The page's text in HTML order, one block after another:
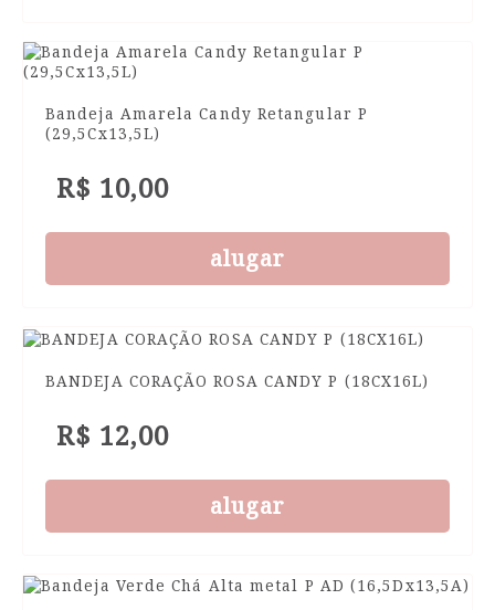
Bandeja Amarela Candy Retangular P
(29,5Cx13,5L)
R$ 10,00
alugar
BANDEJA CORAÇÃO ROSA CANDY P (18CX16L)
R$ 12,00
alugar